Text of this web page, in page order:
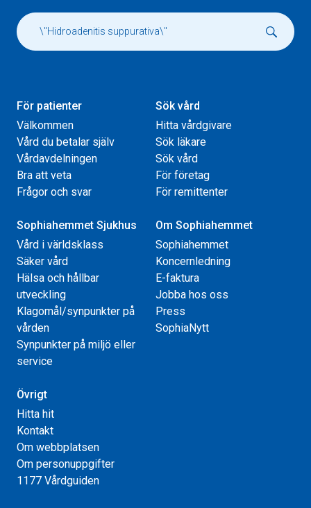
För patienter
Välkommen
Vård du betalar själv
Vårdavdelningen
Bra att veta
Frågor och svar
Sök vård
Hitta vårdgivare
Sök läkare
Sök vård
För företag
För remittenter
Sophiahemmet Sjukhus
Vård i världsklass
Säker vård
Hälsa och hållbar
utveckling
Klagomål/synpunkter på
vården
Synpunkter på miljö eller
service
Om Sophiahemmet
Sophiahemmet
Koncernledning
E-faktura
Jobba hos oss
Press
SophiaNytt
Övrigt
Hitta hit
Kontakt
Om webbplatsen
Om personuppgifter
1177 Vårdguiden